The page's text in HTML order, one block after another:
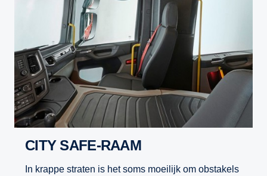
CITY SAFE-RAAM
In krappe straten is het soms moeilijk om obstakels